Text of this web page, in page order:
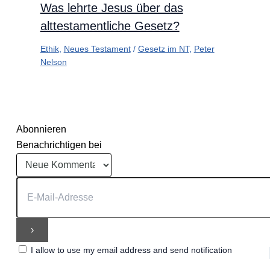
Was lehrte Jesus über das
alttestamentliche Gesetz?
Ethik, Neues Testament/ Gesetz im NT, Peter
Nelson
Abonnieren
Benachrichtigen bei
I allow to use my email address and send notification